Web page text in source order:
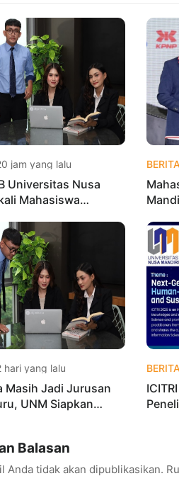
jam yang lalu
Universitas Nusa
Mahasiswa
BERITA
hari yang lalu
Masih Jadi Jurusan
UNM Siapkan
BERITA
Balasan
Anda tidak akan dipublikasikan.